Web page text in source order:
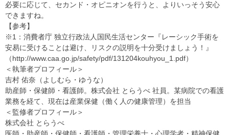
必要に応じて、セカンド・オピニオンを行うと、よりいっそう安心
できますね。
【参考】
※1：消費者庁 独立行政法人国民生活センター『レーシック手術を
安易に受けることは避け、リスクの説明を十分受けましょう！』
（http://www.caa.go.jp/safety/pdf/131204kouhyou_1.pdf）
＜執筆者プロフィール＞
吉村 佑奈（よしむら・ゆうな）
助産師・保健師・看護師。株式会社 とらうべ 社員。某病院での看護
業務を経て、現在は産業保健（働く人の健康管理）を担当
＜監修者プロフィール＞
株式会社 とらうべ